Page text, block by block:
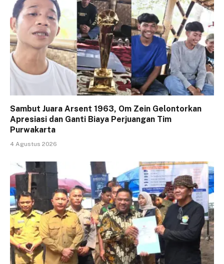
Sambut Juara Arsent 1963, Om Zein Gelontorkan
Apresiasi dan Ganti Biaya Perjuangan Tim
Purwakarta
4 Agustus 2026